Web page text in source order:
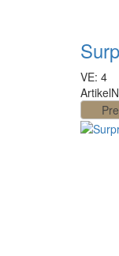
VE: 4